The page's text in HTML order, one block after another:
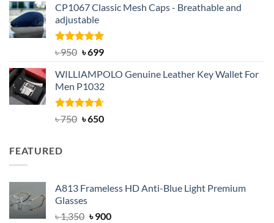
was:
৳ 2,200.
is:
CP1067 Classic Mesh Caps - Breathable and
adjustable
Rated5.00
৳950 Original
was:
৳ 950.
৳699Current
is:
৳ 699.
WILLIAMPOLO Genuine Leather Key Wallet For
Men P1032
Rated4.63
৳750 Original
৳650Current
FEATURED
A813 Frameless HD Anti-Blue Light Premium
Glasses
৳1,350 Original
৳900Current